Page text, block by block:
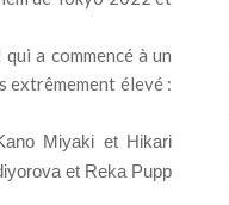
a commencé à un
extrêmement élevé :
Miyaki et Hikari
et Reka Pupp